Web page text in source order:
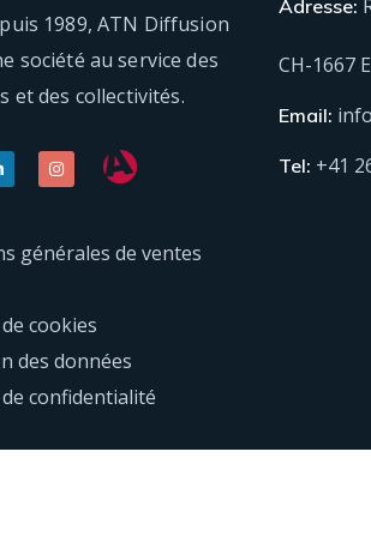
1989, ATN Diffusion
société au service des
et des collectivités.
générales de ventes
cookies
des données
confidentialité
Adresse:
CH-1667
Email:
Tel: +41